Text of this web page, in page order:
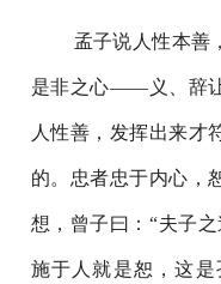
孟子说人性本善
是非之心——义、辞
人性善，发挥出来才
的。忠者忠于内心，
想，曾子曰：“夫子
施于人就是恕，这